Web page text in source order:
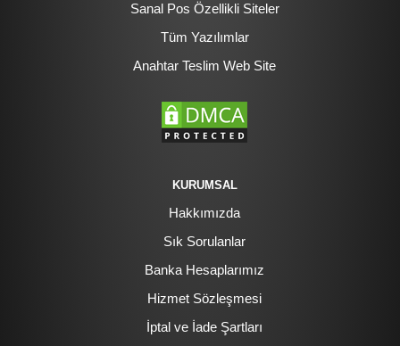
Sanal Pos Özellikli Siteler
Tüm Yazılımlar
Anahtar Teslim Web Site
KURUMSAL
Hakkımızda
Sık Sorulanlar
Banka Hesaplarımız
Hizmet Sözleşmesi
İptal ve İade Şartları